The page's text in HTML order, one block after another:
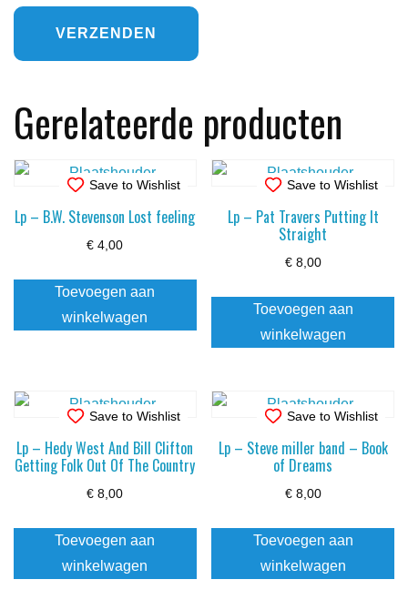
Gerelateerde producten
Save to Wishlist
Lp – B.W. Stevenson Lost feeling
€ 4,00
Toevoegen aan
winkelwagen
Save to Wishlist
Lp – Pat Travers Putting It
Straight
€8,00
Toevoegen aan
winkelwagen
Save to Wishlist
Lp – Hedy West And Bill Clifton
Getting Folk Out Of The Country
€ 8,00
Toevoegen aan
winkelwagen
Save to Wishlist
Lp – Steve miller band – Book
of Dreams
€8,00
Toevoegen aan
winkelwagen